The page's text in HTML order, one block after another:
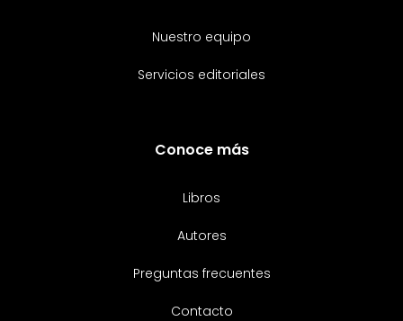
Nuestro equipo
Servicios editoriales
Conoce más
Libros
Autores
Preguntas frecuentes
Contacto